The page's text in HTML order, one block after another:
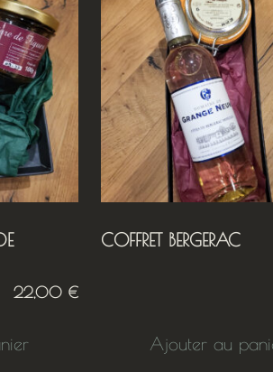
22,00 €
COFFRET BERGERAC
Ajouter au